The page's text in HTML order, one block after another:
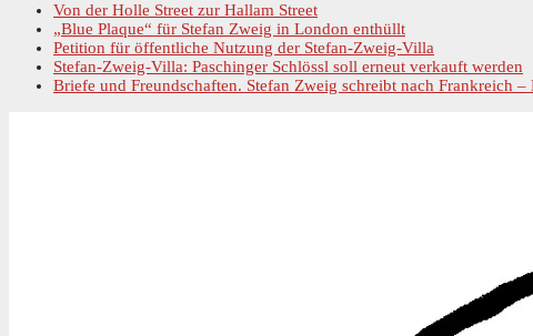
Von der Holle Street zur Hallam Street
„Blue Plaque“ für Stefan Zweig in London enthüllt
Petition für öffentliche Nutzung der Stefan-Zweig-Villa
Stefan-Zweig-Villa: Paschinger Schlössl soll erneut verkauft werden
Briefe und Freundschaften. Stefan Zweig schreibt nach Frankreich